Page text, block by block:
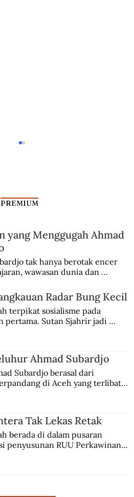
PREMIUM
yang Menggugah Ahmad
tak hanya berotak encer
wawasan dunia dan
Multatuli, hingga Sun Yat-sen.
Radar Bung Kecil
terpikat sosialisme pada
pertama. Sutan Sjahrir jadi
Ahmad Subardjo
Subardjo berasal dari
di Aceh yang terlibat
Tak Lekas Retak
berada di dalam pusaran
penyusunan RUU Perkawinan.